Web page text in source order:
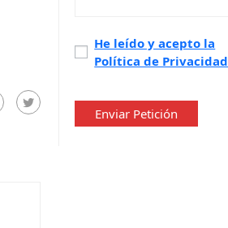
Política
de
He leído y acepto la
Política de Privacidad
Enviar Petición